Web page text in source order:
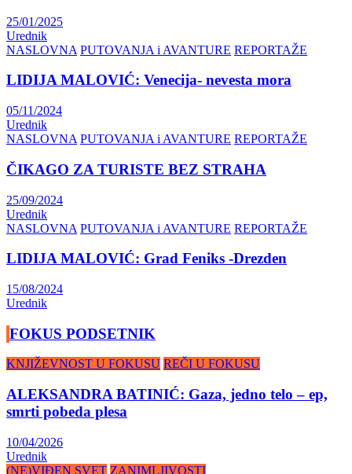
25/01/2025
Urednik
NASLOVNA PUTOVANJA i AVANTURE REPORTAŽE
LIDIJA MALOVIĆ: Venecija- nevesta mora
05/11/2024
Urednik
NASLOVNA PUTOVANJA i AVANTURE REPORTAŽE
ČIKAGO ZA TURISTE BEZ STRAHA
25/09/2024
Urednik
NASLOVNA PUTOVANJA i AVANTURE REPORTAŽE
LIDIJA MALOVIĆ: Grad Feniks -Drezden
15/08/2024
Urednik
FOKUS PODSETNIK
KNJIŽEVNOST U FOKUSU REČI U FOKUSU
ALEKSANDRA BATINIĆ: Gaza, jedno telo – ep,
smrti pobeda plesa
10/04/2026
Urednik
(NE)VIĐEN SVET ZANIMLJIVOSTI